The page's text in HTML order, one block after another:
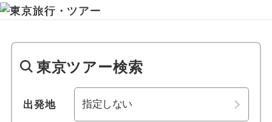
東京ツアー検索
出発地
四国
女性限定
おひとり様参加限定
日 月 火